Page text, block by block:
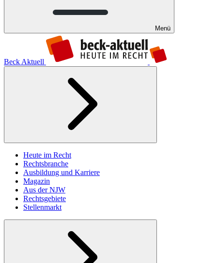
Menü
Beck Aktuell
Heute im Recht
Rechtsbranche
Ausbildung und Karriere
Magazin
Aus der NJW
Rechtsgebiete
Stellenmarkt